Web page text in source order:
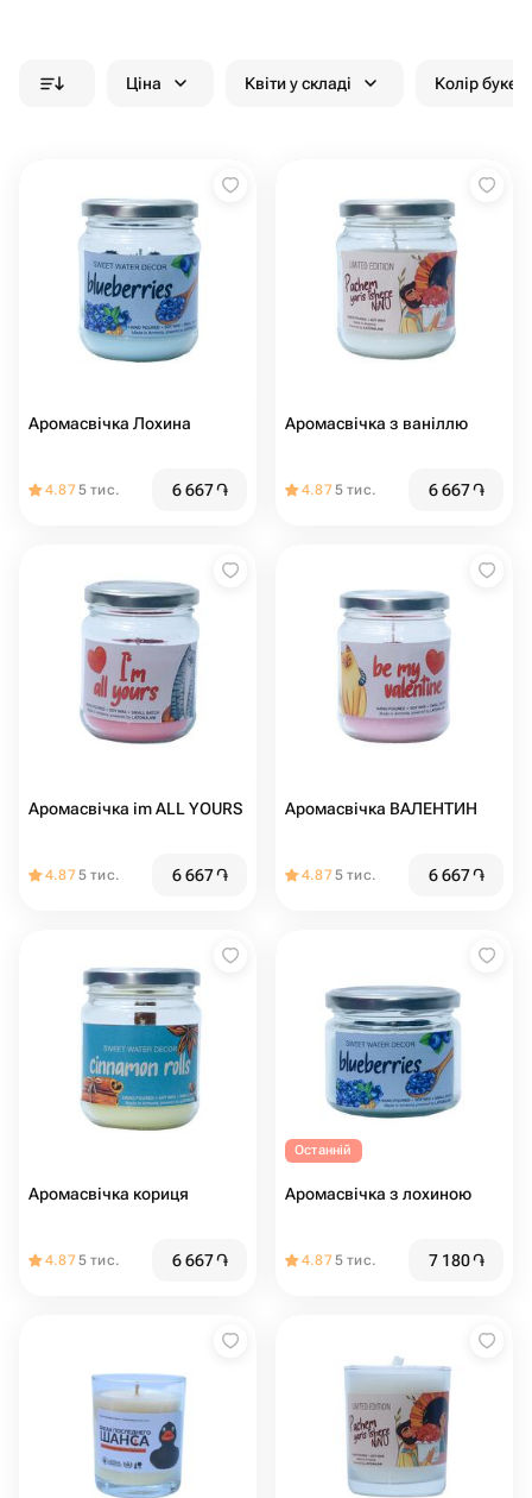
Ціна Квіти у складі Колір
Аромасвічка Лохина
4.875 тис. 6 667֏
Аромасвічка з ваніллю
4.875 тис. 6 667֏
Аромасвічка im ALL YOURS
4.875 тис. 6 667֏
Аромасвічка ВАЛЕНТИН
4.875 тис. 6 667֏
Аромасвічка кориця
4.875 тис. 6 667֏
Останній
Аромасвічка з лохиною
4.875 тис. 7 180֏